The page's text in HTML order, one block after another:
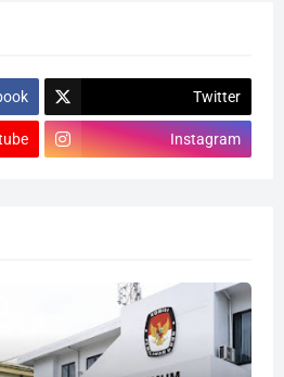
Twitter
Instagram